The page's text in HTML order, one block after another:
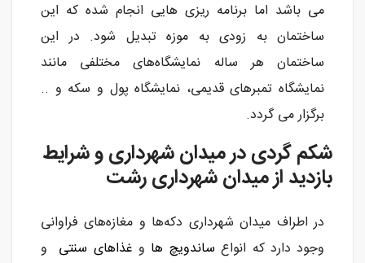
می باشد اما برنامه ریزی هایی انجام شده که این
ساختمان به زودی به موزه تبدیل شود. در این
ساختمان هر ساله نمایشگاه‌های مختلفی مانند
نمایشگاه تمبرهای قدیمی، نمایشگاه پول و سکه و ..
برگزار می گردد.
شکم گردی در میدان شهرداری و شرایط
بازدید از میدان شهرداری رشت
در اطراف میدان شهرداری دکه‌ها و مغازه‌های فراوانی
وجود دارد که انواع ساندویچ ها و غذاهای سنتی و